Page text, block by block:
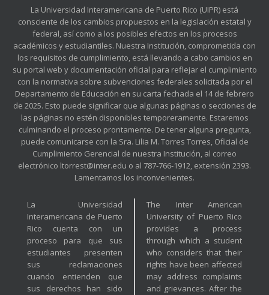
La Universidad Interamericana de Puerto Rico (UIPR) está
consciente de los cambios propuestos en la legislación estatal y
federal, así como a los posibles efectos en los procesos
académicos y estudiantiles. Nuestra Institución, comprometida con
los requisitos de cumplimiento, está llevando a cabo cambios en
su portal web y documentación oficial para reflejar el cumplimiento
con la normativa sobre subvenciones federales solicitada por el
Departamento de Educación en su carta fechada el 14 de febrero
de 2025. Esto puede significar que algunas páginas o secciones de
las páginas no estén disponibles temporeramente. Estaremos
culminando el proceso prontamente. De tener alguna pregunta,
puede comunicarse con la Sra. Lilia M. Torres Torres, Oficial de
Cumplimiento Gerencial de nuestra Institución, al correo
electrónico ltorrest@inter.edu o al 787-766-1912, extensión 2393.
Lamentamos los inconvenientes.
La Universidad
Interamericana de Puerto
Rico cuenta con un
proceso para que sus
estudiantes presenten
sus reclamaciones
cuando entienden que
sus derechos han sido
The Inter American
University of Puerto Rico
provides a process
through which a student
who considers that their
rights have been affected
may address complaints
and grievances. After the